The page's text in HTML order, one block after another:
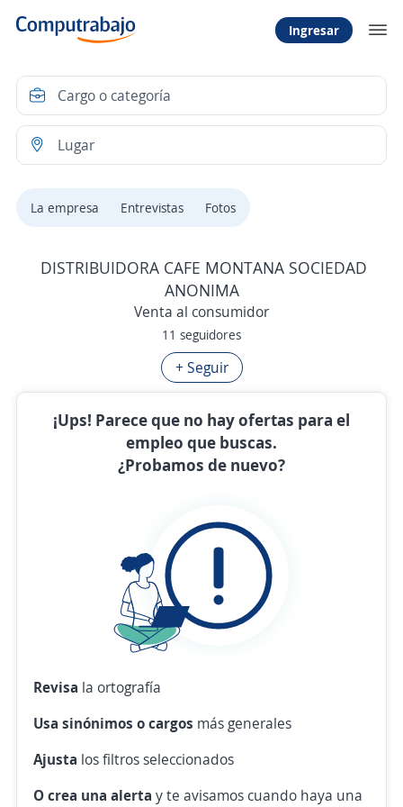
Ingresar
La empresa Entrevistas Fotos
DISTRIBUIDORA CAFE MONTANA SOCIEDAD
ANONIMA
Venta al consumidor
11 seguidores
+ Seguir
¡Ups! Parece que no hay ofertas para el
empleo que buscas.
¿Probamos de nuevo?
Revisa la ortografía
Usa sinónimos o cargos más generales
Ajusta los filtros seleccionados
O crea una alerta y te avisamos cuando haya una